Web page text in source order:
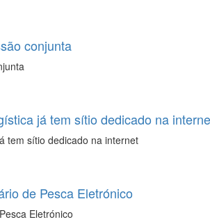
conjunta
já tem sítio dedicado na
tem sítio dedicado na internet
de Pesca Eletrónico
Eletrónico